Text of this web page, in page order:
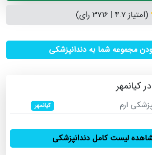
(امتیاز 4.7 | 3716 رای)
مجموعه شما به دندانپزشکی
کیانمهر
ارم کیانمهر
لیست کامل دندانپزشکی